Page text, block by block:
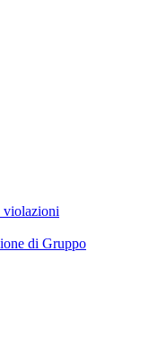
violazioni
di Gruppo